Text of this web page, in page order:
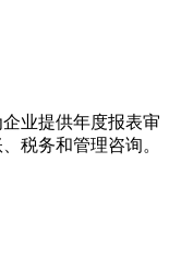
业提供年度报表审
税务和管理咨询。